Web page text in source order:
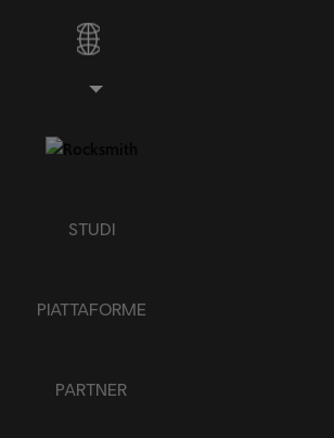
STUDI
PIATTAFORME
PARTNER